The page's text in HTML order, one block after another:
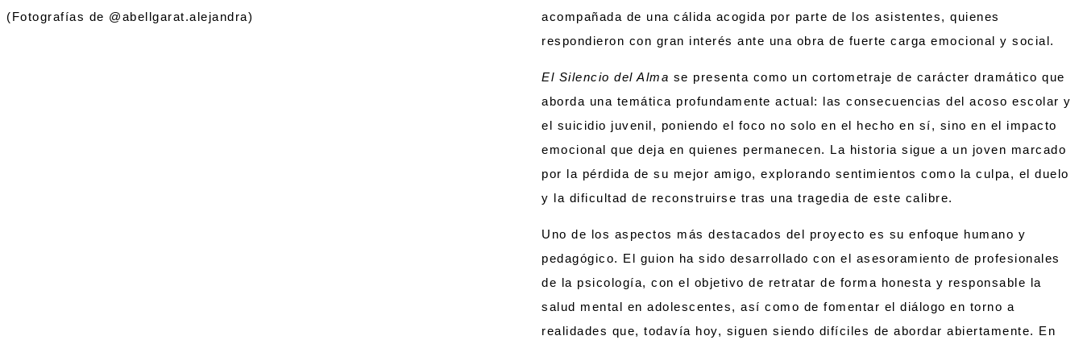
(Fotografías de @abellgarat.alejandra)
acompañada de una cálida acogida por parte de los asistentes, quienes
respondieron con gran interés ante una obra de fuerte carga emocional y social.
El Silencio del Alma se presenta como un cortometraje de carácter dramático que
aborda una temática profundamente actual: las consecuencias del acoso escolar y
el suicidio juvenil, poniendo el foco no solo en el hecho en sí, sino en el impacto
emocional que deja en quienes permanecen. La historia sigue a un joven marcado
por la pérdida de su mejor amigo, explorando sentimientos como la culpa, el duelo
y la dificultad de reconstruirse tras una tragedia de este calibre.
Uno de los aspectos más destacados del proyecto es su enfoque humano y
pedagógico. El guion ha sido desarrollado con el asesoramiento de profesionales
de la psicología, con el objetivo de retratar de forma honesta y responsable la
salud mental en adolescentes, así como de fomentar el diálogo en torno a
realidades que, todavía hoy, siguen siendo difíciles de abordar abiertamente. En